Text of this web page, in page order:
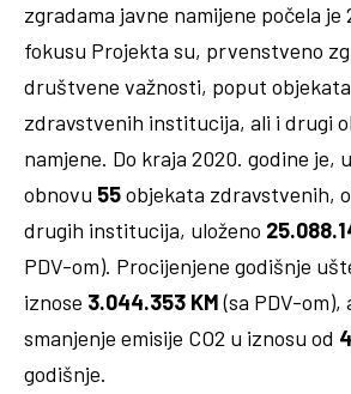
zgradama javne namijene počela je
fokusu Projekta su, prvenstveno
društvene važnosti, poput
zdravstvenih institucija, ali i drugi
namjene. Do kraja 2020. godine je, u
obnovu 55objekata zdravstvenih,
drugih institucija, uloženo
PDV-om). Procijenjene godišnje
iznose 3.044.353 KM(sa PDV-om),
smanjenje emisije CO2 u iznosu od
godišnje.